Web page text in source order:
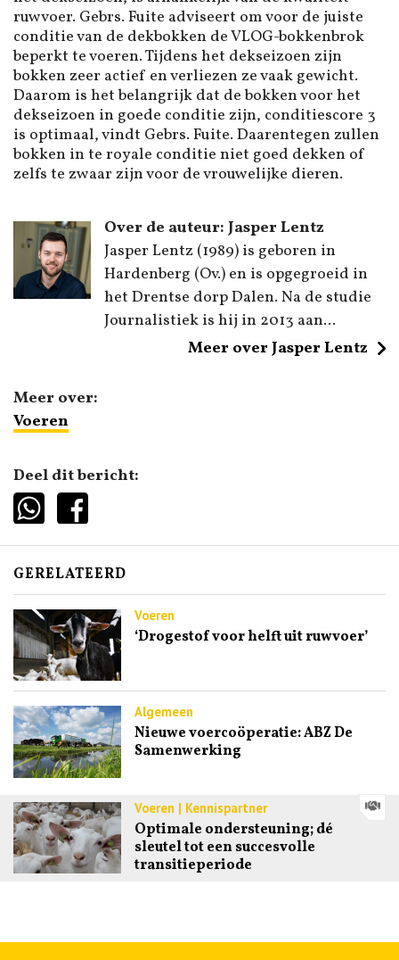
ruwvoer. Gebrs. Fuite adviseert om voor de juiste
conditie van de dekbokken de VLOG-bokkenbrok
beperkt te voeren. Tijdens het dekseizoen zijn
bokken zeer actief en verliezen ze vaak gewicht.
Daarom is het belangrijk dat de bokken voor het
dekseizoen in goede conditie zijn, conditiescore 3
is optimaal, vindt Gebrs. Fuite. Daarentegen zullen
bokken in te royale conditie niet goed dekken of
zelfs te zwaar zijn voor de vrouwelijke dieren.
Over de auteur: Jasper Lentz
Jasper Lentz (1989) is geboren in
Hardenberg (Ov.) en is opgegroeid in
het Drentse dorp Dalen. Na de studie
Journalistiek is hij in 2013 aan...
Meer over Jasper Lentz
Meer over:
Voeren
Deel dit bericht:
GERELATEERD
Voeren
‘Drogestof voor helft uit ruwvoer’
Algemeen
Nieuwe voercoöperatie: ABZ De
Samenwerking
Voeren | Kennispartner
Optimale ondersteuning; dé
sleutel tot een succesvolle
transitieperiode